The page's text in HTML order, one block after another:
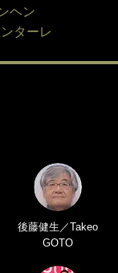
ヘン
ターレ
後藤健生／Takeo
GOTO